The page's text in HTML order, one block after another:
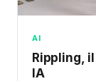
AI
Rippling,
IA